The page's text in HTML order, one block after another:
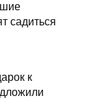
садиться
к